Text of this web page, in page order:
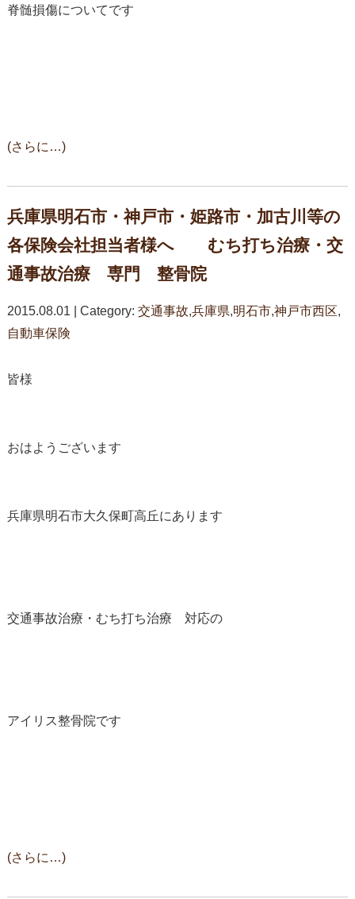
脊髄損傷についてです
(さらに…)
兵庫県明石市・神戸市・姫路市・加古川等の
各保険会社担当者様へ むち打ち治療・交
通事故治療 専門 整骨院
2015.08.01 | Category: 交通事故,兵庫県,明石市,神戸市西区,
自動車保険
皆様
おはようございます
兵庫県明石市大久保町高丘にあります
交通事故治療・むち打ち治療 対応の
アイリス整骨院です
(さらに…)